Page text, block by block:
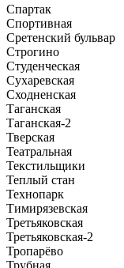
Спартак
Спортивная
Сретенский бульвар
Строгино
Студенческая
Сухаревская
Сходненская
Таганская
Таганская-2
Тверская
Театральная
Текстильщики
Теплый стан
Технопарк
Тимирязевская
Третьяковская
Третьяковская-2
Тропарёво
Трубная